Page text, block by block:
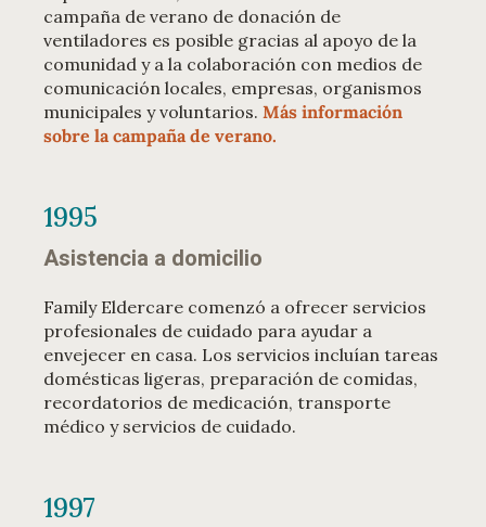
campaña de verano de donación de
ventiladores es posible gracias al apoyo de la
comunidad y a la colaboración con medios de
comunicación locales, empresas, organismos
municipales y voluntarios. Más información
sobre la campaña de verano.
1995
Asistencia a domicilio
Family Eldercare comenzó a ofrecer servicios
profesionales de cuidado para ayudar a
envejecer en casa. Los servicios incluían tareas
domésticas ligeras, preparación de comidas,
recordatorios de medicación, transporte
médico y servicios de cuidado.
1997